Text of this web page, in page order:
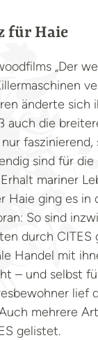
für Haie
„Der
änderte sich
auch die
faszinierend,
sind für
mariner
Haie ging es in
So sind
durch
Handel mit
– und selbst
lief
mehrere
gelistet.